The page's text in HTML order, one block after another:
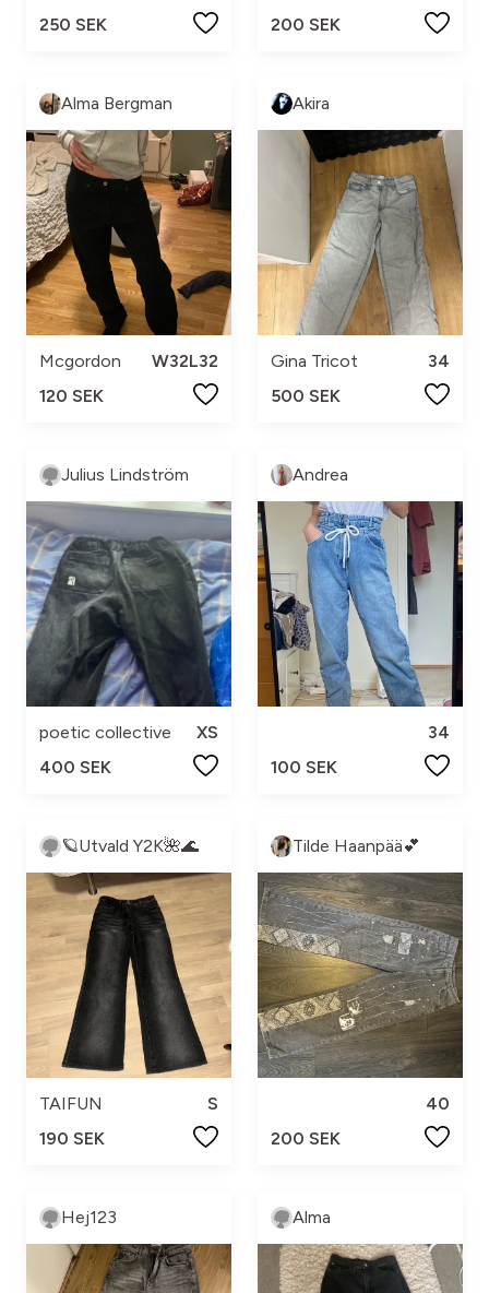
250 SEK 200 SEK
Alma Bergman
Mcgordon
W32L32
120 SEK
Akira
Gina Tricot
34
500 SEK
Julius Lindström
poetic collective
XS
400 SEK
Andrea
34
100 SEK
🪐Utvald Y2K🌺🌊
TAIFUN
S
190 SEK
Tilde Haanpää💕
40
200 SEK
Hej123 Alma